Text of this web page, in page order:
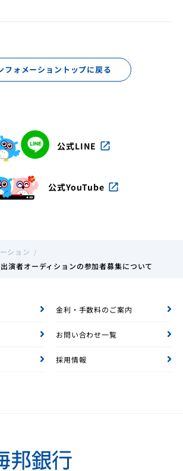
フォメーショントップに戻る
公式LINE open_in_new
公式YouTube open_in_new
ション
演者オーディションの参加者募集について
金利・手数料のご案内
お問い合わせ一覧
採用情報